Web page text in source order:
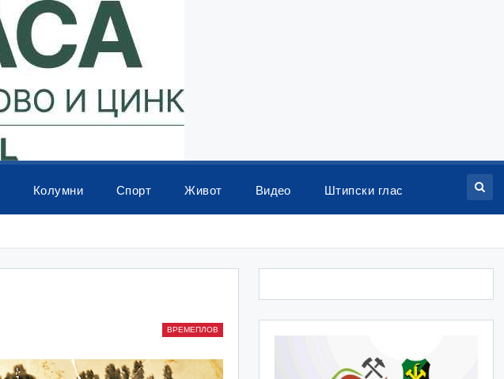
Колумни Спорт Живот Видео Штипски глас
ВРЕМЕПЛОВ